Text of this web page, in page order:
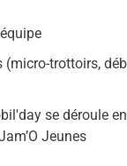
(micro-trottoirs,
se déroule
Jeunes